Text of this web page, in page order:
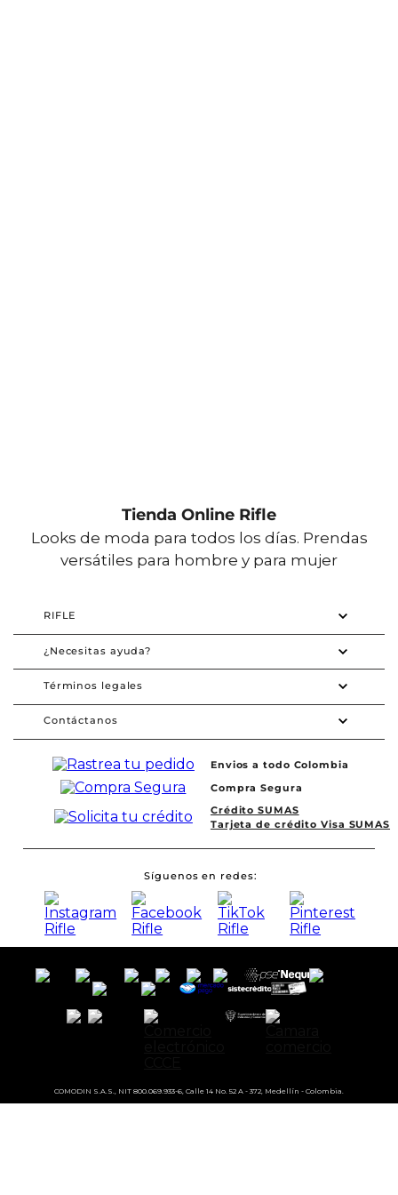
Tienda Online Rifle
Looks de moda para todos los días. Prendas
versátiles para hombre y para mujer
RIFLE
¿Necesitas ayuda?
Términos legales
Contáctanos
Envios a todo Colombia
Compra Segura
Crédito SUMAS
Tarjeta de crédito Visa SUMAS
Síguenos en redes
COMODIN S.A.S., NIT 800.069.933-6, Calle 14 No. 52 A - 372, Medellín - Colombia.